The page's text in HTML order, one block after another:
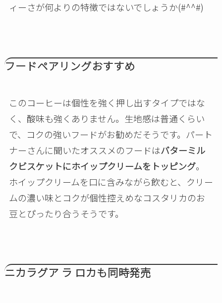
ィーさが何よりの特徴ではないでしょうか(#^^#)
フードペアリングおすすめ
このコーヒーは個性を強く押し出すタイプではな
く、酸味も強くありません。生地感は普通くらい
で、コクの強いフードがお勧めだそうです。パート
ナーさんに聞いたオススメのフードはバターミル
クビスケットにホイップクリームをトッピング。
ホイップクリームを口に含みながら飲むと、クリー
ムの濃い味とコクが個性控えめなコスタリカのお
豆とぴったり合うそうです。
ニカラグア ラ ロカも同時発売